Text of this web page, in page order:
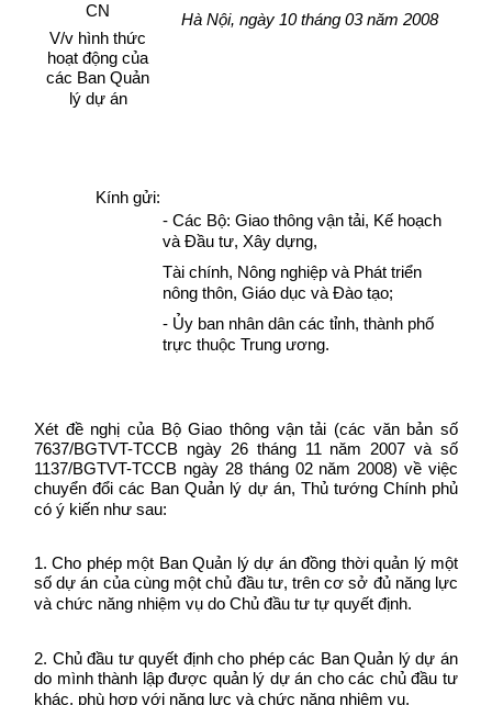
CN
V/v hình thức
hoạt động của
các Ban Quản
lý dự án
Hà Nội, ngày 10 tháng 03 năm 2008
Kính gửi:
- Các Bộ: Giao thông vận tải, Kế hoạch
và Đầu tư, Xây dựng,
Tài chính, Nông nghiệp và Phát triển
nông thôn, Giáo dục và Đào tạo;
- Ủy ban nhân dân các tỉnh, thành phố
trực thuộc Trung ương.
Xét đề nghị của Bộ Giao thông vận tải (các văn bản số
7637/BGTVT-TCCB ngày 26 tháng 11 năm 2007 và số
1137/BGTVT-TCCB ngày 28 tháng 02 năm 2008) về việc
chuyển đổi các Ban Quản lý dự án, Thủ tướng Chính phủ
có ý kiến như sau:
1. Cho phép một Ban Quản lý dự án đồng thời quản lý một
số dự án của cùng một chủ đầu tư, trên cơ sở đủ năng lực
và chức năng nhiệm vụ do Chủ đầu tư tự quyết định.
2. Chủ đầu tư quyết định cho phép các Ban Quản lý dự án
do mình thành lập được quản lý dự án cho các chủ đầu tư
khác, phù hợp với năng lực và chức năng nhiệm vụ.